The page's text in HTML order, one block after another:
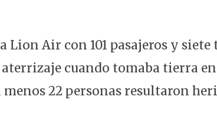
Lion Air con 101 pasajeros y
cuando tomaba tierra
22 personas resultaron